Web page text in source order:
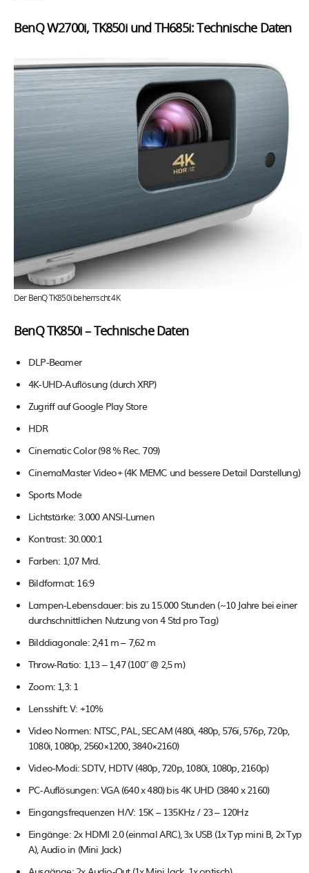
BenQ W2700i, TK850i und TH685i: Technische Daten
Der BenQ TK850i beherrscht 4K
BenQ TK850i – Technische Daten
DLP-Beamer
4K-UHD-Auflösung (durch XRP)
Zugriff auf Google Play Store
HDR
Cinematic Color (98 % Rec. 709)
CinemaMaster Video+ (4K MEMC und bessere Detail Darstellung)
Sports Mode
Lichtstärke: 3.000 ANSI-Lumen
Kontrast: 30.000:1
Farben: 1,07 Mrd.
Bildformat: 16:9
Lampen-Lebensdauer: bis zu 15.000 Stunden (~10 Jahre bei einer
durchschnittlichen Nutzung von 4 Std pro Tag)
Bilddiagonale: 2,41 m – 7,62 m
Throw-Ratio: 1,13 – 1,47 (100″ @ 2,5 m)
Zoom: 1,3: 1
Lensshift: V: +10%
Video Normen: NTSC, PAL, SECAM (480i, 480p, 576i, 576p, 720p,
1080i, 1080p, 2560×1200, 3840×2160)
Video-Modi: SDTV, HDTV (480p, 720p, 1080i, 1080p, 2160p)
PC-Auflösungen: VGA (640 x 480) bis 4K UHD (3840 x 2160)
Eingangsfrequenzen H/V: 15K – 135KHz / 23 – 120Hz
Eingänge: 2x HDMI 2.0 (einmal ARC), 3x USB (1x Typ mini B, 2x Typ
A), Audio in (Mini Jack)